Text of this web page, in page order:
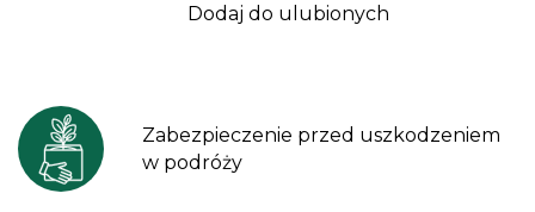
Dodaj do ulubionych
Zabezpieczenie przed uszkodzeniem
w podróży